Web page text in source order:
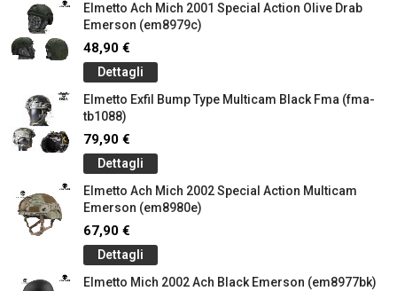
Elmetto Ach Mich 2001 Special Action Olive Drab
Emerson (em8979c)
48,90 €
Dettagli
Elmetto Exfil Bump Type Multicam Black Fma (fma-
tb1088)
79,90 €
Dettagli
Elmetto Ach Mich 2002 Special Action Multicam
Emerson (em8980e)
67,90 €
Dettagli
Elmetto Mich 2002 Ach Black Emerson (em8977bk)